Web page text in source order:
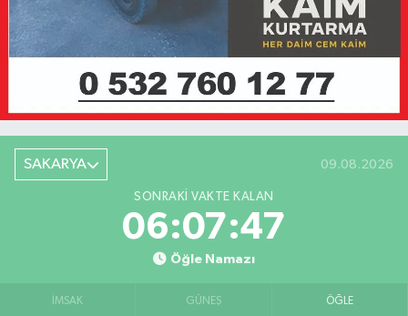
SAKARYA 09.08.2026
SONRAKI VAKTE KALAN
06:07:47
Öğle Namazı
İMSAK GÜNEŞ ÖĞLE